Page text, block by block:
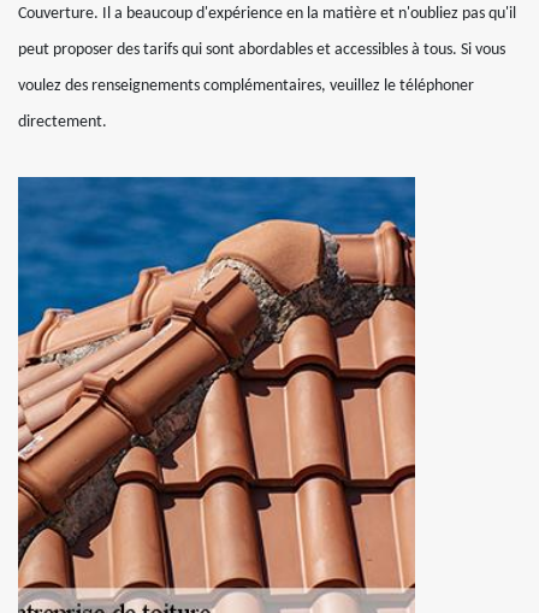
Couverture. Il a beaucoup d'expérience en la matière et n'oubliez pas qu'il
peut proposer des tarifs qui sont abordables et accessibles à tous. Si vous
voulez des renseignements complémentaires, veuillez le téléphoner
directement.